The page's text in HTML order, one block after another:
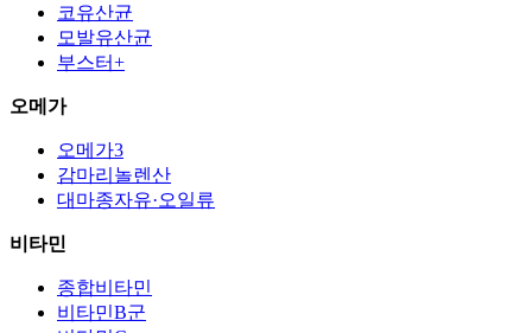
코유산균
모발유산균
부스터+
오메가
오메가3
감마리놀렌산
대마종자유·오일류
비타민
종합비타민
비타민B군